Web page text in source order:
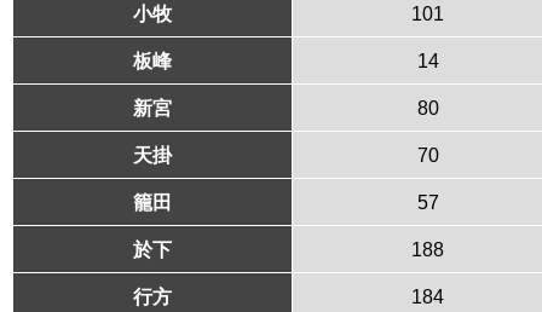
小牧 101
板峰 14
新宮 80
天掛 70
籠田 57
於下 188
行方 184